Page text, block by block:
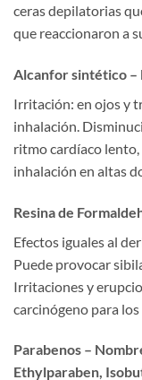
ceras depilatorias
que reaccionaron a
Alcanfor sintético –
Irritación: en ojos y
inhalación.
ritmo cardíaco lento,
inhalación en altas
Resina de
Efectos iguales al
Puede provocar
Irritaciones y
carcinógeno para los
Parabenos –
Ethylparaben,